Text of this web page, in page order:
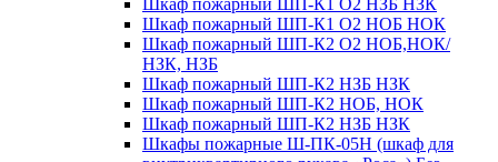
Шкаф пожарный ШП-К1 О2 НЗБ НЗК
Шкаф пожарный ШП-К1 О2 НОБ НОК
Шкаф пожарный ШП-К2 О2 НОБ,НОК/
НЗК, НЗБ
Шкаф пожарный ШП-К2 НЗБ НЗК
Шкаф пожарный ШП-К2 НОБ, НОК
Шкаф пожарный ШП-К2 НЗБ НЗК
Шкафы пожарные Ш-ПК-05Н (шкаф для